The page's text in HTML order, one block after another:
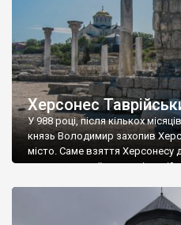
Херсонес
У 988 році, після кількох
князь Володимир захопив
місто. Саме взяття
диктувати свої умови
Херсонесі Володимир-
А потім було Хрещення Русі.